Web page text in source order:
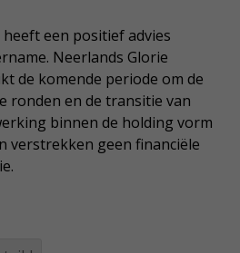
een positief advies
Neerlands Glorie
de komende periode om de
ronden en de transitie van
binnen de holding vorm
verstrekken geen financiële